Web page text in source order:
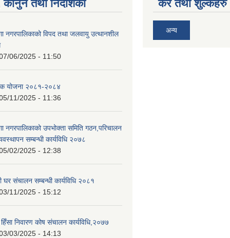
तथा निर्देशिका
नगरपालिकाको विपद तथा जलवायु उत्थानशील
06/2025 - 11:50
योजना २०८१-२०८४
11/2025 - 11:36
नगरपालिकाको उपभोक्ता समिति गठन,परिचालन
सम्बन्धी कार्यविधि २०७८
02/2025 - 12:38
घर संचालन सम्बन्धी कार्यविधि २०८१
11/2025 - 15:12
निवारण कोष संचालन कार्यविधि,२०७७
03/2025 - 14:13
कर तथा शुल्कहरु
अन्य